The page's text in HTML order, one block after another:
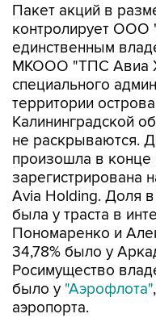
Пакет акций в
контролирует ООО
единственным
МКООО "ТПС Авиа
специального
территории
Калининградской
не раскрываются.
произошла в конце
зарегистрирована
Avia Holding. Доля
была у траста в
Пономаренко и
34,78% было у
Росимущество
было у "Аэрофлота"
аэропорта.